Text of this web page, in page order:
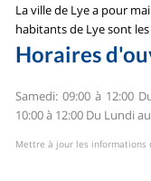
La ville de Lye a pour
habitants de Lye sont les
Horaires
Samedi: 09:00 à 12:00
10:00 à 12:00 Du Lundi
Mettre à jour les informations